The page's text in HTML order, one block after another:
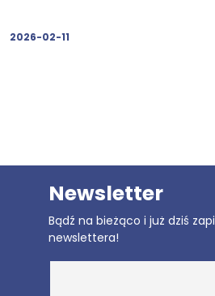
2026-02-11
Newsletter
Bądź na bieżąco i już dziś
newslettera!